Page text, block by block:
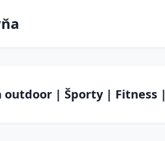
outdoor | Športy | Fitness